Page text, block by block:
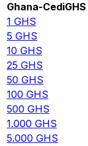
Ghana-CediGHS
1 GHS
5 GHS
10 GHS
25 GHS
50 GHS
100 GHS
500 GHS
1.000 GHS
5.000 GHS